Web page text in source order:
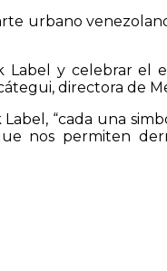
urbano
Label y celebrar el
directora de
“cada una
nos permiten